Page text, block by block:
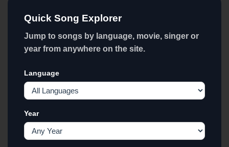
Quick Song Explorer
Jump to songs by language, movie, singer or
year from anywhere on the site.
Language
Year